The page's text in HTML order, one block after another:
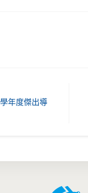
年度傑出導